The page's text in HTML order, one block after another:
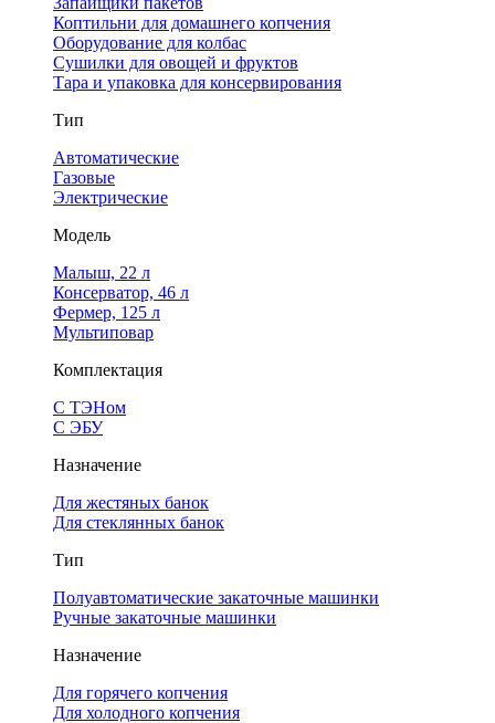
Коптильни для домашнего копчения
Оборудование для колбас
Сушилки для овощей и фруктов
Тара и упаковка для консервирования
Тип
Автоматические
Газовые
Электрические
Модель
Малыш, 22 л
Консерватор, 46 л
Фермер, 125 л
Мультиповар
Комплектация
С ТЭНом
С ЭБУ
Назначение
Для жестяных банок
Для стеклянных банок
Тип
Полуавтоматические закаточные машинки
Ручные закаточные машинки
Назначение
Для горячего копчения
Для холодного копчения